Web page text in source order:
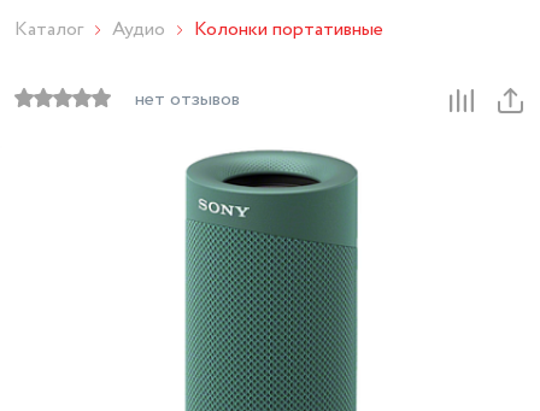
Каталог Аудио Колонки портативные
нет отзывов